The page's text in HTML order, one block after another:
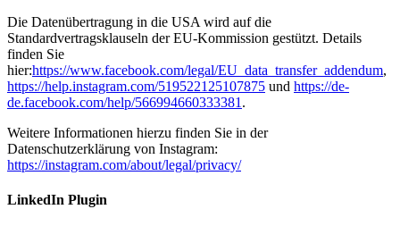
Die Datenübertragung in die USA wird auf die
Standardvertragsklauseln der EU-Kommission gestützt. Details
finden Sie
hier:https://www.facebook.com/legal/EU_data_transfer_addendum,
https://help.instagram.com/519522125107875 und https://de-
de.facebook.com/help/566994660333381 .
Weitere Informationen hierzu finden Sie in der
Datenschutzerklärung von Instagram:
https://instagram.com/about/legal/privacy/
LinkedIn Plugin